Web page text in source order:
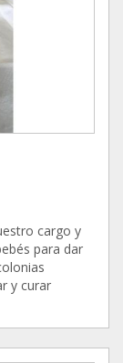
cargo y
para dar
y curar